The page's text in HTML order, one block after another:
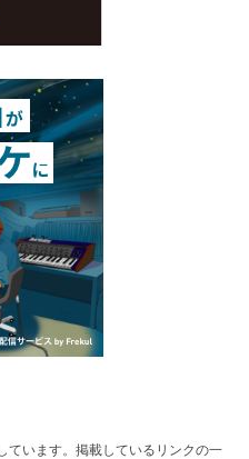
ています。掲載しているリンクの一